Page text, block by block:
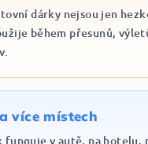
dárky nejsou jen
během přesunů,
více místech
funguje v autě, na hotelu,